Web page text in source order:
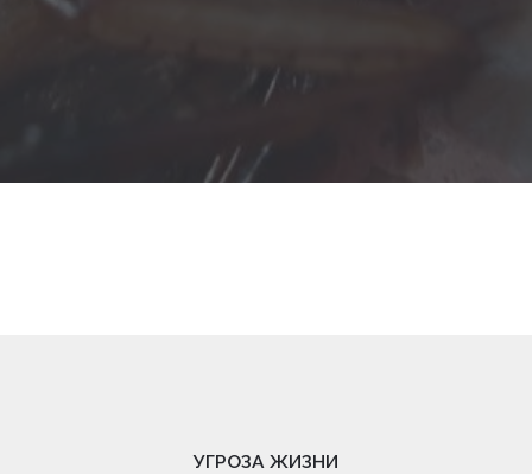
УГРОЗА ЖИЗНИ